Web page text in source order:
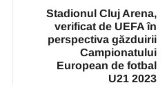
Stadionul Cluj Arena,
verificat de UEFA în
perspectiva găzduirii
Campionatului
European de fotbal
U21 2023